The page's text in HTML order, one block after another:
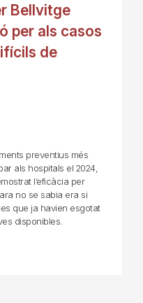
Bellvitge
per als casos
de
preventius més
als hospitals el 2024,
l’eficàcia per
no se sabia era si
que ja havien esgotat
disponibles.